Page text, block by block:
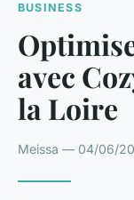
BUSINESS
avec
la Loire
Meissa — 04/06/